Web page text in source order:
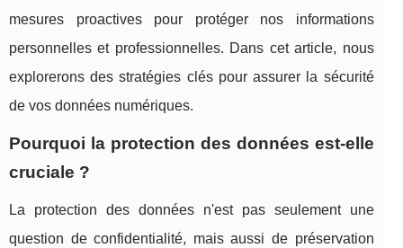
mesures proactives pour protéger nos informations
personnelles et professionnelles. Dans cet article, nous
explorerons des stratégies clés pour assurer la sécurité
de vos données numériques.
Pourquoi la protection des données est-elle
cruciale ?
La protection des données n'est pas seulement une
question de confidentialité, mais aussi de préservation